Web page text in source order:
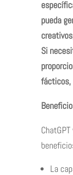
pueda
Si
fácticos,
La